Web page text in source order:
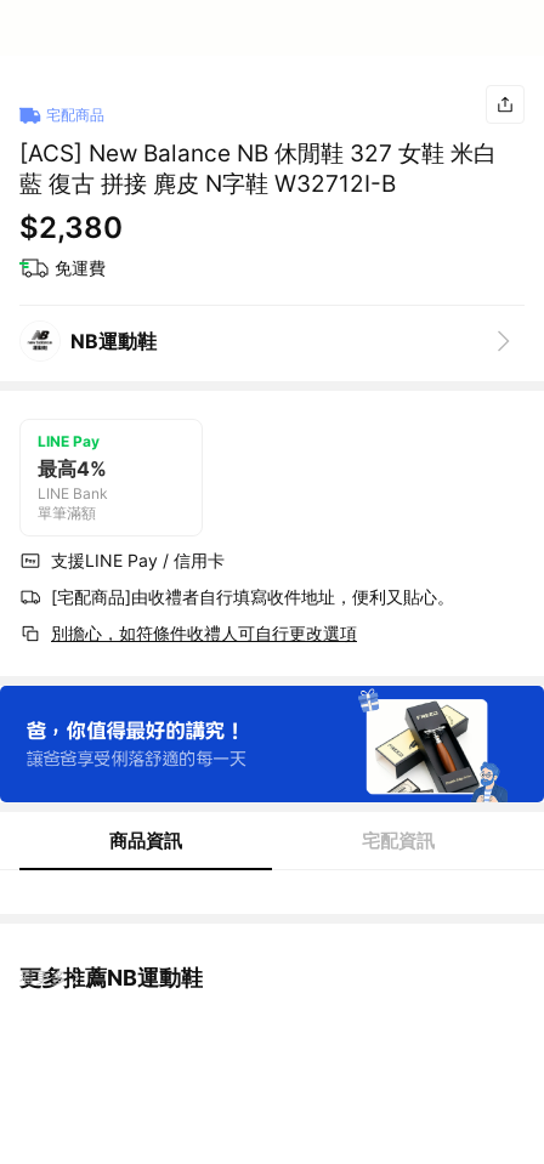
宅配商品
[ACS] New Balance NB 休閒鞋 327 女鞋 米白
藍 復古 拼接 麂皮 N字鞋 W32712I-B
$2,380
免運費
NB運動鞋
LINE Pay
最高4%
LINE Bank
單筆滿額
支援LINE Pay / 信用卡
[宅配商品]由收禮者自行填寫收件地址，便利又貼心。
別擔心，如符條件收禮人可自行更改選項
商品資訊 宅配資訊
更多推薦NB運動鞋
看更多